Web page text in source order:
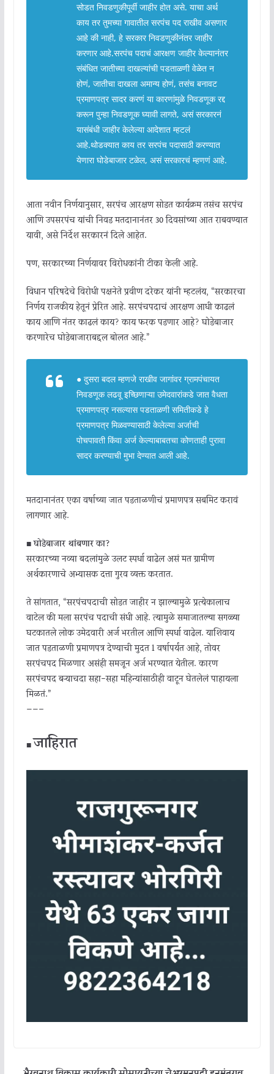
सोडत निवडणुकीपूर्वी जाहीर होत असे. याचा अर्थ
काय तर तुमच्या गावातील सरपंच पद राखीव असणार
आहे की नाही, हे सरकार निवडणुकीनंतर जाहीर
करणार आहे.सरपंच पदाचं आरक्षण जाहीर केल्यानंतर
संबंधित जातीच्या दाखल्यांची पडताळणी वेळेत न
होणं, जातीचा दाखला अमान्य होणं, तसंच बनावट
प्रमाणपत्र सादर करणं या कारणांमुळे निवडणूक रद्द
करून पुन्हा निवडणूक घ्यावी लागते, असं सरकारनं
यासंबंधी जाहीर केलेल्या आदेशात म्हटलं
आहे.थोडक्यात काय तर सरपंच पदासाठी करण्यात
येणारा घोडेबाजार टळेल, असं सरकारचं म्हणणं आहे.
आता नवीन निर्णयानुसार, सरपंच आरक्षण सोडत कार्यक्रम तसंच सरपंच
आणि उपसरपंच यांची निवड मतदानानंतर 30 दिवसांच्या आत राबवण्यात
यावी, असे निर्देश सरकारनं दिले आहेत.
पण, सरकारच्या निर्णयावर विरोधकांनी टीका केली आहे.
विधान परिषदेचे विरोधी पक्षनेते प्रवीण दरेकर यांनी म्हटलंय, “सरकारचा
निर्णय राजकीय हेतूनं प्रेरित आहे. सरपंचपदाचं आरक्षण आधी काढलं
काय आणि नंतर काढलं काय? काय फरक पडणार आहे? घोडेबाजार
करणारेच घोडेबाजाराबद्दल बोलत आहे.”
● दुसरा बदल म्हणजे राखीव जागांवर ग्रामपंचायत
निवडणूक लढवू इच्छिणाऱ्या उमेदवारांकडे जात वैधता
प्रमाणपत्र नसल्यास पडताळणी समितीकडे हे
प्रमाणपत्र मिळवण्यासाठी केलेल्या अर्जाची
पोचपावती किंवा अर्ज केल्याबाबतचा कोणताही पुरावा
सादर करण्याची मुभा देण्यात आली आहे.
मतदानानंतर एका वर्षाच्या जात पडताळणीचं प्रमाणपत्र सबमिट करावं
लागणार आहे.
■घोडेबाजार थांबणार का?
सरकारच्या नव्या बदलांमुळे उलट स्पर्धा वाढेल असं मत ग्रामीण
अर्थकारणाचे अभ्यासक दत्ता गुरव व्यक्त करतात.
ते सांगतात, “सरपंचपदाची सोडत जाहीर न झाल्यामुळे प्रत्येकालाच
वाटेल की मला सरपंच पदाची संधी आहे. त्यामुळे समाजातल्या सगळ्या
घटकातले लोक उमेदवारी अर्ज भरतील आणि स्पर्धा वाढेल. याशिवाय
जात पडताळणी प्रमाणपत्र देण्याची मुदत 1 वर्षापर्यंत आहे, तोवर
सरपंचपद मिळणार असंही समजून अर्ज भरण्यात येतील. कारण
सरपंचपद बऱ्याचदा सहा-सहा महिन्यांसाठीही वाटून घेतलेलं पाहायला
मिळतं.”
——–
■जाहिरात